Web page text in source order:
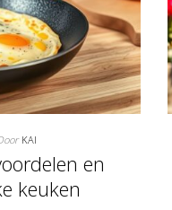
KAI
en
keuken